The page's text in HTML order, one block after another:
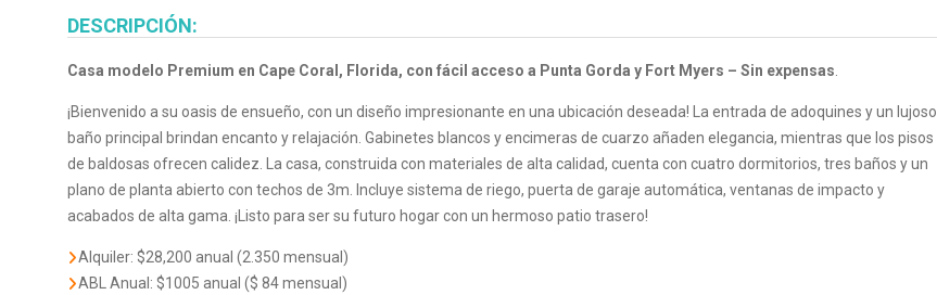
DESCRIPCIÓN:
Casa modelo Premium en Cape Coral, Florida, con fácil acceso a Punta Gorda y Fort Myers – Sin expensas
¡Bienvenido a su oasis de ensueño, con un diseño impresionante en una ubicación deseada! La entrada de adoquines y un lujoso
baño principal brindan encanto y relajación. Gabinetes blancos y encimeras de cuarzo añaden elegancia, mientras que los pisos
de baldosas ofrecen calidez. La casa, construida con materiales de alta calidad, cuenta con cuatro dormitorios, tres baños y un
plano de planta abierto con techos de 3m. Incluye sistema de riego, puerta de garaje automática, ventanas de impacto y
acabados de alta gama. ¡Listo para ser su futuro hogar con un hermoso patio trasero!
Alquiler: $28,200 anual (2.350 mensual)
ABL Anual: $1005 anual ($ 84 mensual)